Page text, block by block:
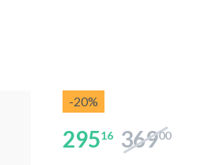
-20%
29516 36900